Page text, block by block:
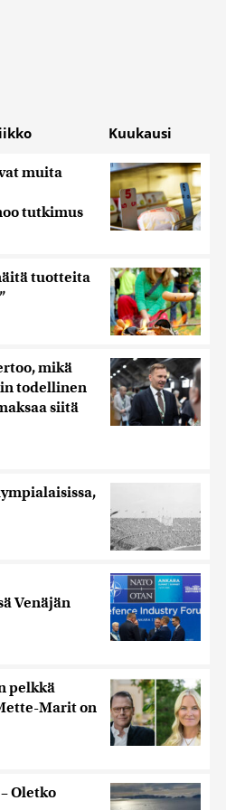
Kuukausi
muita
tutkimus
tuotteita
mikä
todellinen
siitä
Venäjän
pelkkä
Marit on
Oletko